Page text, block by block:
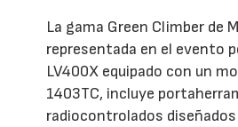
La gama Green Climber de
representada en el evento
LV400X equipado con un
1403TC, incluye
radiocontrolados